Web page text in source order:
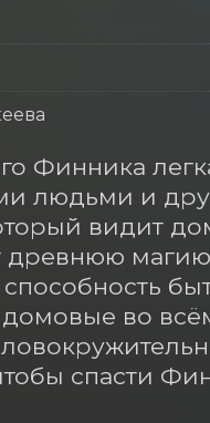
Финника
людьми и
видит
древнюю
способность
во
спасти